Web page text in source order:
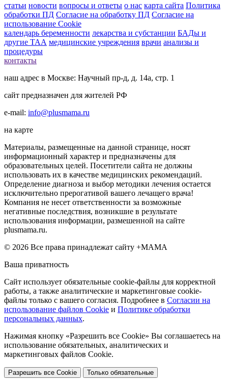
статьи новости вопросы и ответы о нас карта сайта Политика
обработки ПД Согласие на обработку ПД Согласие на
использование Cookie
календарь беременности лекарства и субстанции БАДы и
другие ТАА медицинские учреждения врачи анализы и
процедуры
контакты
наш адрес в Москве: Научный пр-д, д. 14а, стр. 1
сайт предназначен для жителей РФ
e-mail: info@plusmama.ru
на карте
Материалы, размещенные на данной странице, носят
информационный характер и предназначены для
образовательных целей. Посетители сайта не должны
использовать их в качестве медицинских рекомендаций.
Определение диагноза и выбор методики лечения остается
исключительно прерогативой вашего лечащего врача!
Компания не несет ответственности за возможные
негативные последствия, возникшие в результате
использования информации, размешенной на сайте
plusmama.ru.
© 2026 Все права принадлежат сайту +МАМА
Ваша приватность
Сайт использует обязательные cookie-файлы для корректной
работы, а также аналитические и маркетинговые cookie-
файлы только с вашего согласия. Подробнее в Согласии на
использование файлов Cookie и Политике обработки
персональных данных.
Нажимая кнопку «Разрешить все Cookie» Вы соглашаетесь на
использование обязательных, аналитических и
маркетинговых файлов Cookie.
Разрешить все Cookie Только обязательные